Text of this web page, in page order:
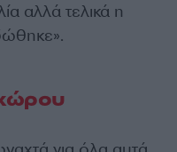
αλλά τελικά η